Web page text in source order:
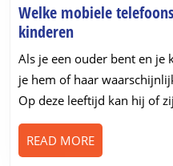
Welke mobiele
kinderenWelke
mobiele
telefoons
zijn
geschikt
voor
kinderen
Als je een ouder bent en je
je hem of haar
Op deze leeftijd kan hij of zij
READ MOREREAD
MORE